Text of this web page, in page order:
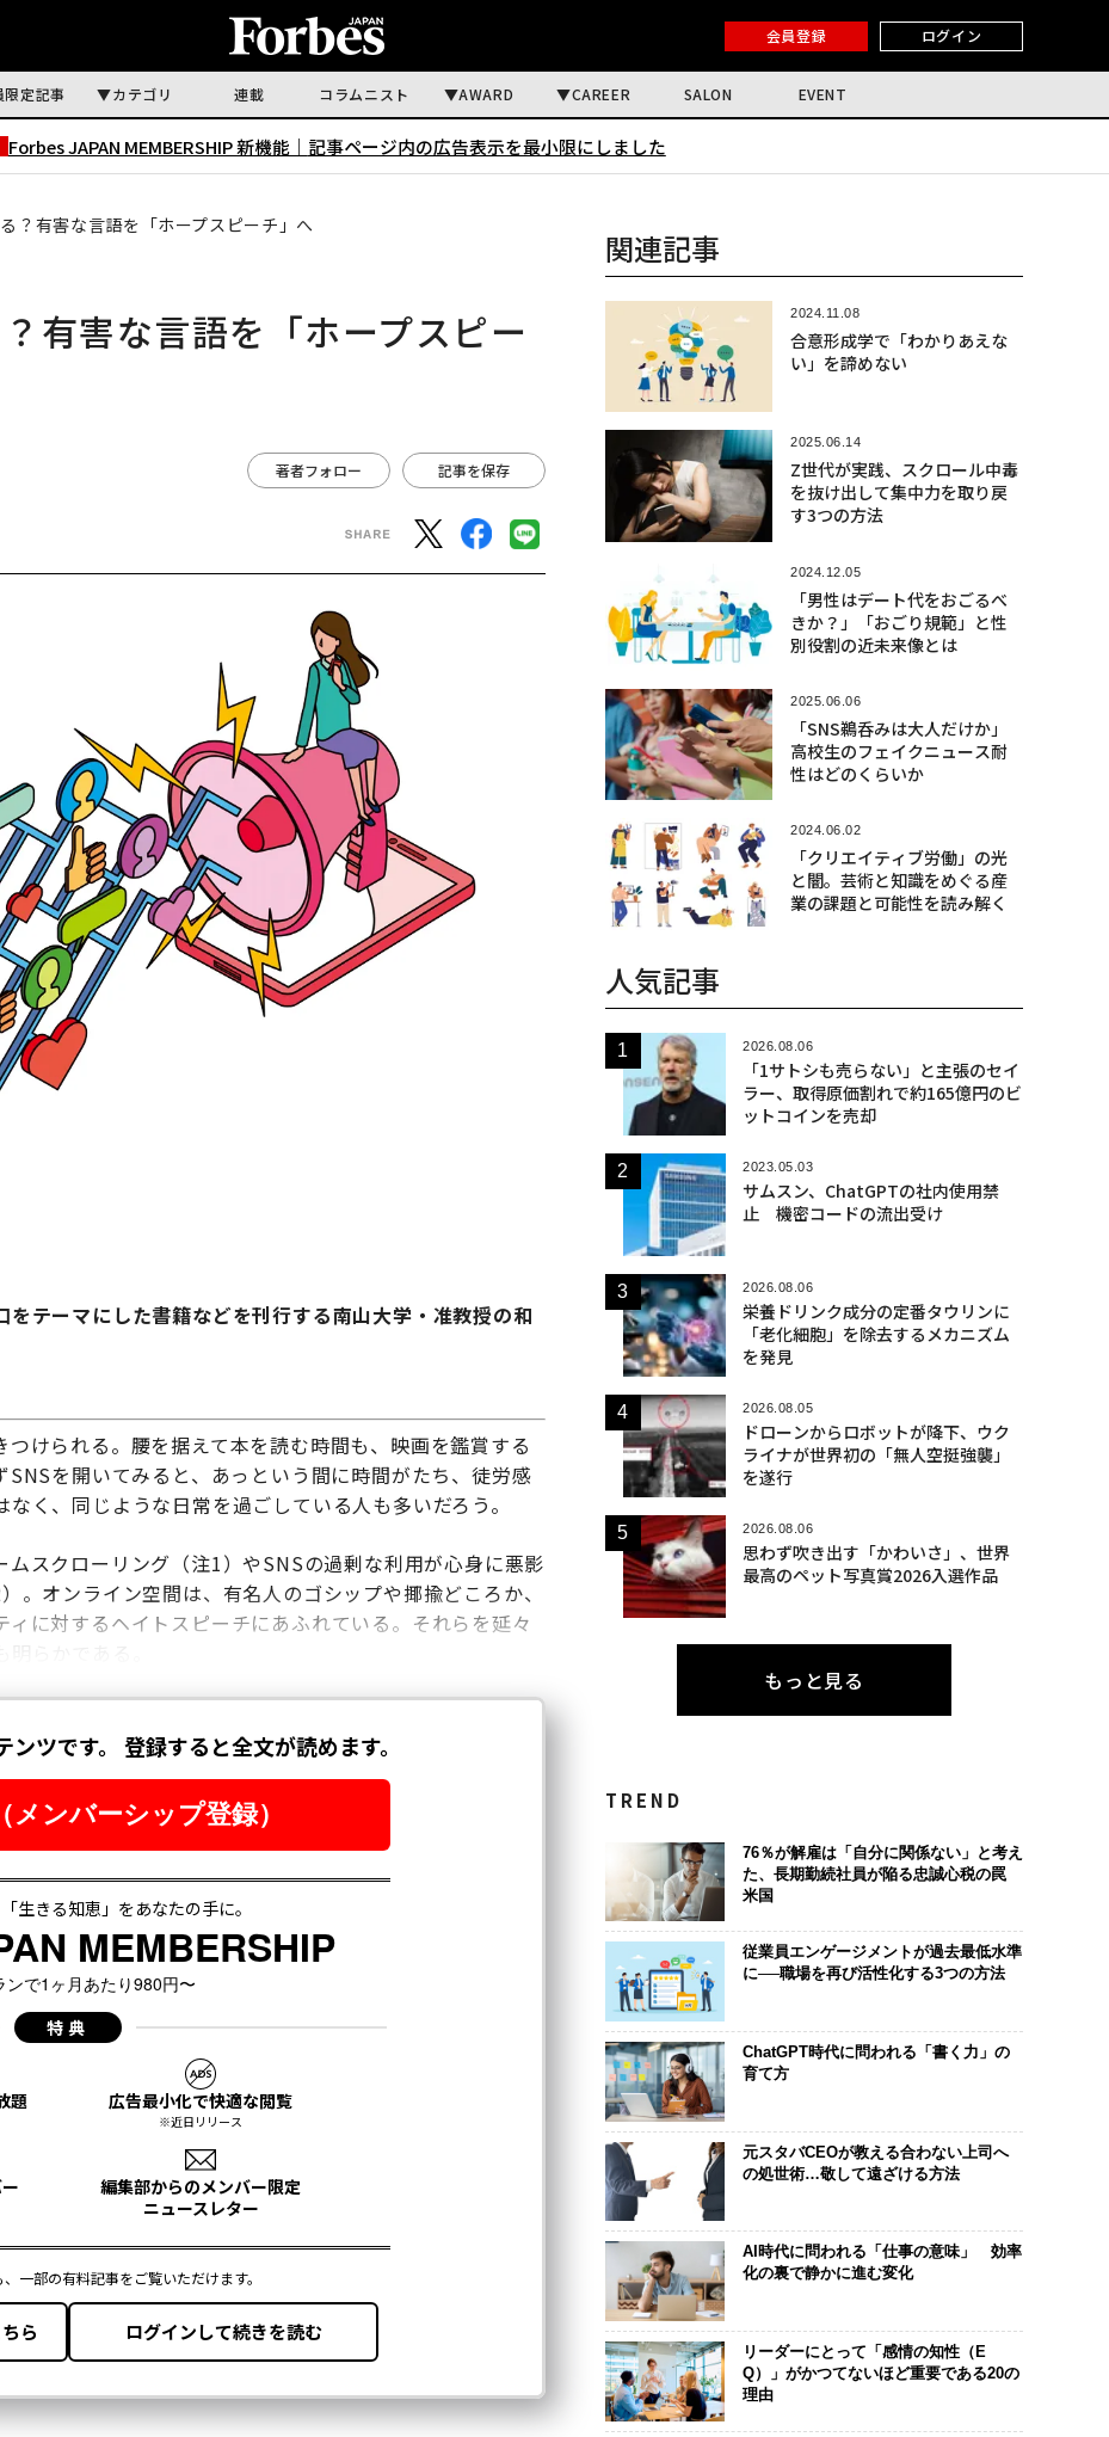
会員登録 ログイン
限定記事 カテゴリ 連載 コラムニスト AWARD CAREER SALON EVENT
Forbes JAPAN MEMBERSHIP 新機能｜ 記事ページ内の広告表示を最小限にしました
？有害な言語を「ホープスピーチ」へ
有害な言語を「ホープスピー
著者フォロー 記事を保存
をテーマにした書籍などを刊行する南山大学・准教授の和
けられる。腰を据えて本を読む時間も、映画を鑑賞する
を開いてみると、あっという間に時間がたち、徒労感
く、同じような日常を過ごしている人も多いだろう。
スクローリング（注1）やSNSの過剰な利用が心身に悪影
。オンライン空間は、有名人のゴシップや揶揄どころか、
に対するヘイトスピーチにあふれている。それらを延々
関連記事
2024.11.08
合意形成学で「わかりあえな
い」を諦めない
2025.06.14
Z世代が実践、スクロール中毒
を抜け出して集中力を取り戻
す3つの方法
2024.12.05
「男性はデート代をおごるべ
きか？」「おごり規範」と性
別役割の近未来像とは
2025.06.06
「SNS鵜呑みは大人だけか」
高校生のフェイクニュース耐
性はどのくらいか
2024.06.02
「クリエイティブ労働」の光
と闇。芸術と知識をめぐる産
業の課題と可能性を読み解く
人気記事
2026.08.06
「1サトシも売らない」と主張のセイ
ラー、取得原価割れで約165億円のビ
ットコインを売却
2023.05.03
サムスン、ChatGPTの社内使用禁
止 機密コードの流出受け
2026.08.06
栄養ドリンク成分の定番タウリンに
「老化細胞」を除去するメカニズム
を発見
2026.08.05
ドローンからロボットが降下、ウク
ライナが世界初の「無人空挺強襲」
を遂行
2026.08.06
思わず吹き出す「かわいさ」、世界
最高のペット写真賞2026入選作品
もっと見る
TREND
76％が解雇は「自分に関係ない」と考え
た、長期勤続社員が陥る忠誠心税の罠
米国
従業員エンゲージメントが過去最低水準
に──職場を再び活性化する3つの方法
ChatGPT時代に問われる「書く力」の
育て方
元スタバCEOが教える合わない上司へ
の処世術…敬して遠ざける方法
AI時代に問われる「仕事の意味」 効率
化の裏で静かに進む変化
リーダーにとって「感情の知性（E
Q）」がかつてないほど重要である20の
理由